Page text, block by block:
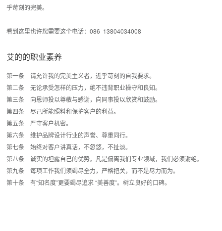
乎苛刻的完美。
看到这里也许您需要这个电话：086 13804034008
艾的的职业素养
第一条 请允许我的完美主义者，近乎苛刻的自我要求。
第二条 无论承受怎样的压力，绝不违背职业操守和良知。
第三条 向恩师投以尊敬与感谢，向同事投以欣赏和鼓励。
第四条 尽己所能照料和保护客户的利益。
第五条 严守客户机密。
第六条 维护品牌设计行业的声誉、尊重同行。
第七条 始终对客户讲真话，不忽悠，不扯淡。
第八条 诚实的坦露自己的优势。凡是偏离我们专业领域，我们必须谢绝。
第九条 每项工作我们须竭尽全力，严格把关，而不是尽力而为。
第十条 有“知名度”更要竭尽追求 “美善度”。树立良好的口碑。